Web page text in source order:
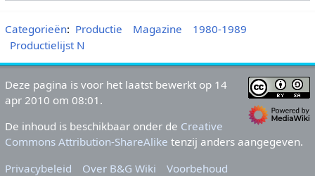
Categorieën: Productie Magazine
1980-1989
Productielijst N
Deze pagina is voor het laatst bewerkt op 14
apr 2010 om 08:01.
De inhoud is beschikbaar onder de Creative
Commons Attribution-ShareAlike tenzij anders aangegeven.
Privacybeleid
Over B&G Wiki Voorbehoud